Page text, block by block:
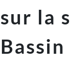
sur la